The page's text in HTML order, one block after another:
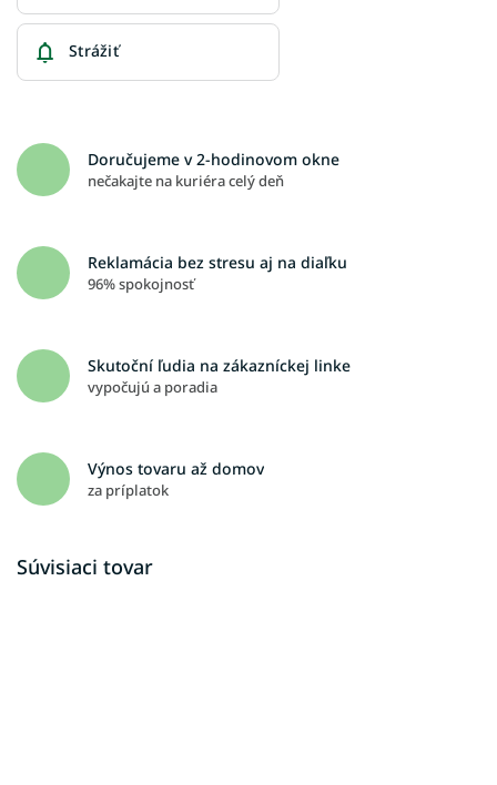
Strážiť
Doručujeme v 2-hodinovom okne
nečakajte na kuriéra celý deň
Reklamácia bez stresu aj na diaľku
96% spokojnosť
Skutoční ľudia na zákazníckej linke
vypočujú a poradia
Výnos tovaru až domov
za príplatok
Súvisiaci tovar